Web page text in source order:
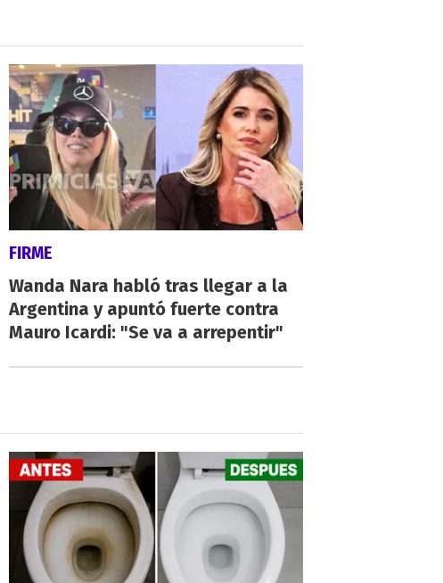
FIRME
Wanda Nara habló tras llegar a la
Argentina y apuntó fuerte contra
Mauro Icardi: "Se va a arrepentir"